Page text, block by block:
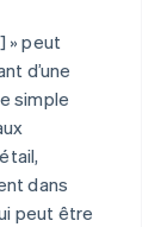
» peut
d’une
simple
dans
peut être